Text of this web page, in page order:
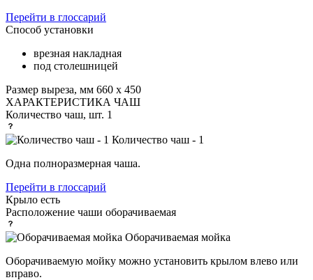
Перейти в глоссарий
Способ установки
врезная накладная
под столешницей
Размер выреза, мм 660 х 450
ХАРАКТЕРИСТИКА ЧАШ
Количество чаш, шт. 1
Количество чаш - 1
Одна полноразмерная чаша.
Перейти в глоссарий
Крыло есть
Расположение чаши оборачиваемая
Оборачиваемая мойка
Оборачиваемую мойку можно установить крылом влево или
вправо.